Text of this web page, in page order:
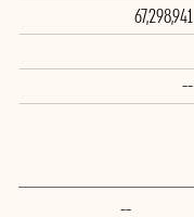
67,298,941
--
--